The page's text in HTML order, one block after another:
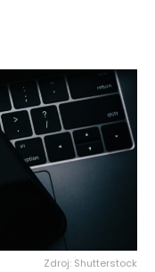
Zdroj: Shutterstock